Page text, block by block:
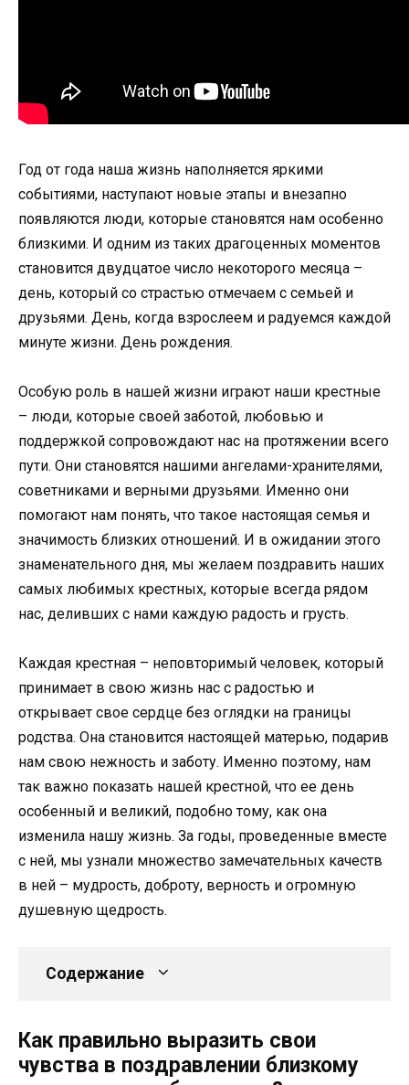
Год от года наша жизнь наполняется яркими
событиями, наступают новые этапы и внезапно
появляются люди, которые становятся нам особенно
близкими. И одним из таких драгоценных моментов
становится двудцатое число некоторого месяца –
день, который со страстью отмечаем с семьей и
друзьями. День, когда взрослеем и радуемся каждой
минуте жизни. День рождения.
Особую роль в нашей жизни играют наши крестные
– люди, которые своей заботой, любовью и
поддержкой сопровождают нас на протяжении всего
пути. Они становятся нашими ангелами-хранителями,
советниками и верными друзьями. Именно они
помогают нам понять, что такое настоящая семья и
значимость близких отношений. И в ожидании этого
знаменательного дня, мы желаем поздравить наших
самых любимых крестных, которые всегда рядом
нас, деливших с нами каждую радость и грусть.
Каждая крестная – неповторимый человек, который
принимает в свою жизнь нас с радостью и
открывает свое сердце без оглядки на границы
родства. Она становится настоящей матерью, подарив
нам свою нежность и заботу. Именно поэтому, нам
так важно показать нашей крестной, что ее день
особенный и великий, подобно тому, как она
изменила нашу жизнь. За годы, проведенные вместе
с ней, мы узнали множество замечательных качеств
в ней – мудрость, доброту, верность и огромную
душевную щедрость.
Содержание
Как правильно выразить свои
чувства в поздравлении близкому